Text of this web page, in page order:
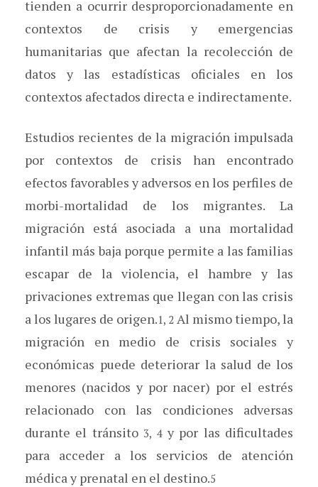
tienden a ocurrir desproporcionadamente en
contextos de crisis y emergencias
humanitarias que afectan la recolección de
datos y las estadísticas oficiales en los
contextos afectados directa e indirectamente.
Estudios recientes de la migración impulsada
por contextos de crisis han encontrado
efectos favorables y adversos en los perfiles de
morbi-mortalidad de los migrantes. La
migración está asociada a una mortalidad
infantil más baja porque permite a las familias
escapar de la violencia, el hambre y las
privaciones extremas que llegan con las crisis
a los lugares de origen.1, 2 Al mismo tiempo, la
migración en medio de crisis sociales y
económicas puede deteriorar la salud de los
menores (nacidos y por nacer) por el estrés
relacionado con las condiciones adversas
durante el tránsito 3, 4y por las dificultades
para acceder a los servicios de atención
médica y prenatal en el destino.5